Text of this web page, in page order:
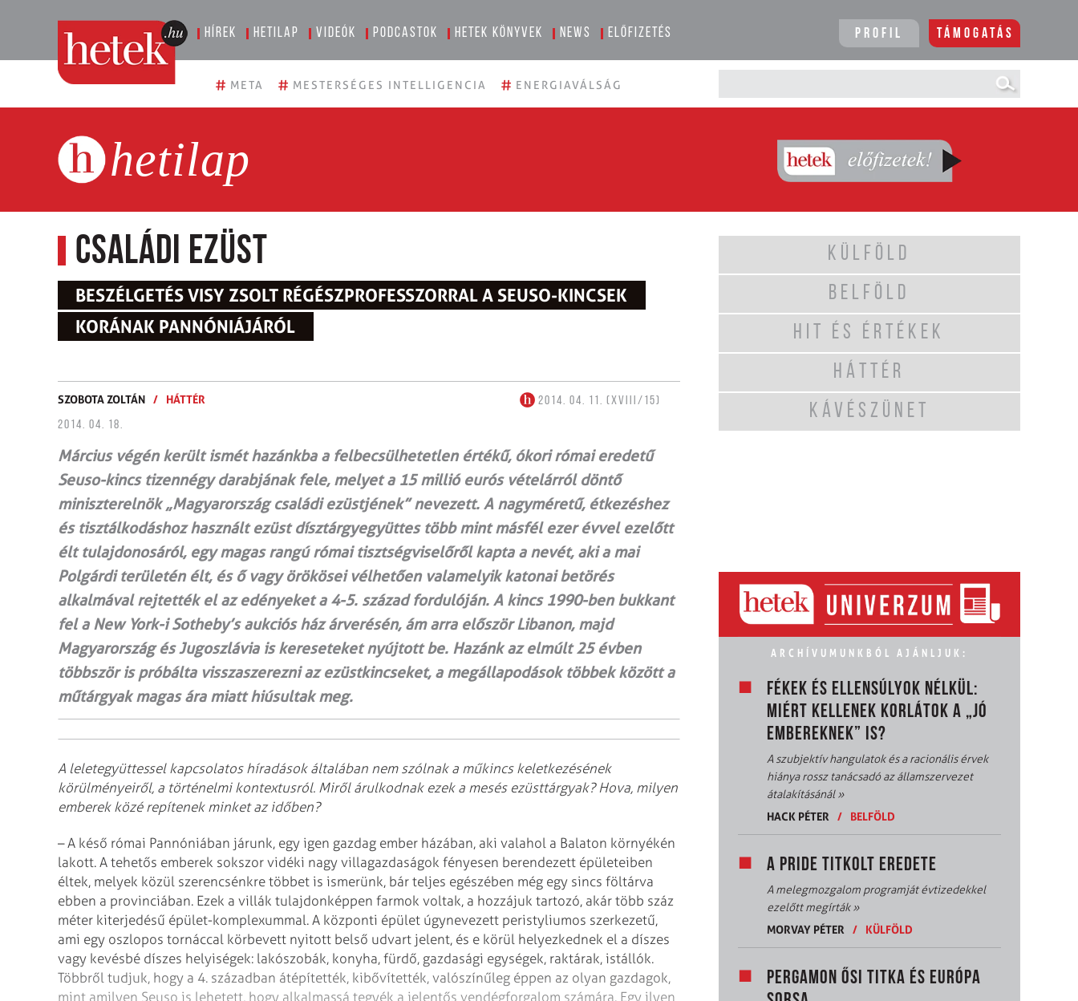
Hírek Hetilap Videók Podcastok Hetek könyvek News Előfizetés Profil Támogatás
# META # MESTERSÉGES INTELLIGENCIA # ENERGIAVÁLSÁG
hetilap
Családi ezüst
BESZÉLGETÉS VISY ZSOLT RÉGÉSZPROFESSZORRAL A SEUSO-KINCSEK
KORÁNAK PANNÓNIÁJÁRÓL
SZOBOTA ZOLTÁN / HÁTTÉR
2014. 04. 11. (XVIII/15)
2014. 04. 18.
Március végén került ismét hazánkba a felbecsülhetetlen értékű, ókori római eredetű
Seuso-kincs tizennégy darabjának fele, melyet a 15 millió eurós vételárról döntő
miniszterelnök „Magyarország családi ezüstjének” nevezett. A nagyméretű, étkezéshez
és tisztálkodáshoz használt ezüst dísztárgyegyüttes több mint másfél ezer évvel ezelőtt
élt tulajdonosáról, egy magas rangú római tisztségviselőről kapta a nevét, aki a mai
Polgárdi területén élt, és ő vagy örökösei vélhetően valamelyik katonai betörés
alkalmával rejtették el az edényeket a 4-5. század fordulóján. A kincs 1990-ben bukkant
fel a New York-i Sotheby’s aukciós ház árverésén, ám arra először Libanon, majd
Magyarország és Jugoszlávia is kereseteket nyújtott be. Hazánk az elmúlt 25 évben
többször is próbálta visszaszerezni az ezüstkincseket, a megállapodások többek között a
műtárgyak magas ára miatt hiúsultak meg.
A leletegyüttessel kapcsolatos híradások általában nem szólnak a műkincs keletkezésének
körülményeiről, a történelmi kontextusról. Miről árulkodnak ezek a mesés ezüsttárgyak? Hova, milyen
emberek közé repítenek minket az időben?
– A késő római Pannóniában járunk, egy igen gazdag ember házában, aki valahol a Balaton környékén
lakott. A tehetős emberek sokszor vidéki nagy villagazdaságok fényesen berendezett épületeiben
éltek, melyek közül szerencsénkre többet is ismerünk, bár teljes egészében még egy sincs föltárva
ebben a provinciában. Ezek a villák tulajdonképpen farmok voltak, a hozzájuk tartozó, akár több száz
méter kiterjedésű épület-komplexummal. A központi épület úgynevezett peristyliumos szerkezetű,
ami egy oszlopos tornáccal körbevett nyitott belső udvart jelent, és e körül helyezkednek el a díszes
vagy kevésbé díszes helyiségek: lakószobák, konyha, fürdő, gazdasági egységek, raktárak, istállók.
Többről tudjuk, hogy a 4. században átépítették, kibővítették, valószínűleg éppen az olyan gazdagok,
mint amilyen Seuso is lehetett, hogy alkalmassá tegyék a jelentős vendégforgalom számára. Egy ilyen
KÜLFÖLD
BELFÖLD
HIT ÉS ÉRTÉKEK
HÁTTÉR
KÁVÉSZÜNET
ARCHÍVUMUNKBÓL AJÁNLJUK:
FÉKEK ÉS ELLENSÚLYOK NÉLKÜL:
MIÉRT KELLENEK KORLÁTOK A „JÓ
EMBEREKNEK” IS?
A szubjektív hangulatok és a racionális érvek
hiánya rossz tanácsadó az államszervezet
átalakításánál»
HACK PÉTER
/ BELFÖLD
A PRIDE TITKOLT EREDETE
A melegmozgalom programját évtizedekkel
ezelőtt megírták»
MORVAY PÉTER
/ KÜLFÖLD
PERGAMON ŐSI TITKA ÉS EURÓPA